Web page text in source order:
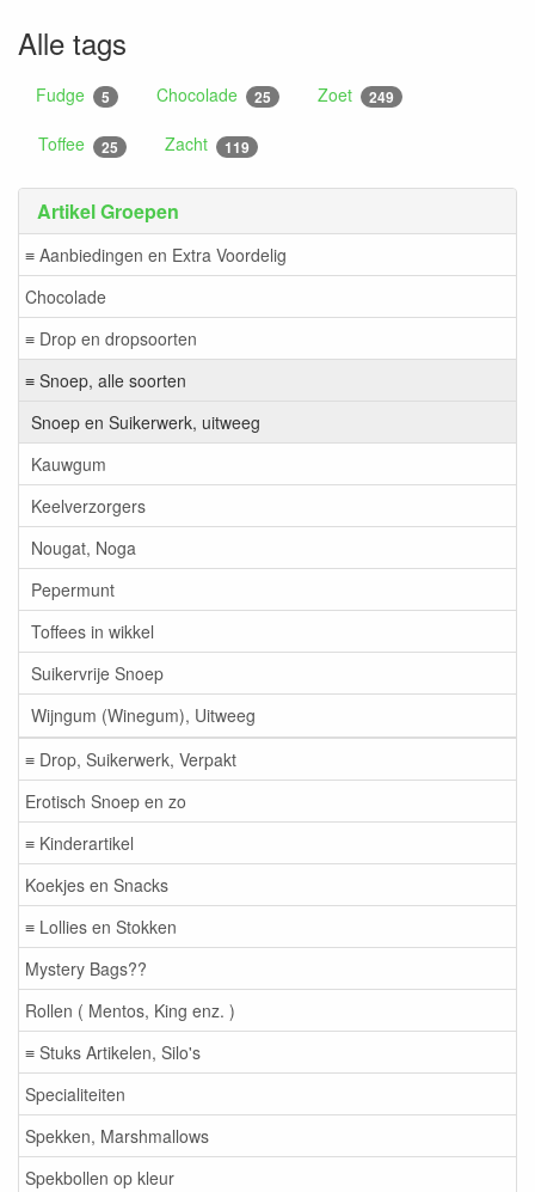
Artikel Groepen
≡ Aanbiedingen en Extra Voordelig
Chocolade
≡ Drop en dropsoorten
≡ Snoep, alle soorten
Snoep en Suikerwerk, uitweeg
Kauwgum
Keelverzorgers
Nougat, Noga
Pepermunt
Toffees in wikkel
Suikervrije Snoep
Wijngum (Winegum), Uitweeg
≡ Drop, Suikerwerk, Verpakt
Erotisch Snoep en zo
≡ Kinderartikel
Koekjes en Snacks
≡ Lollies en Stokken
Mystery Bags??
Rollen ( Mentos, King enz. )
≡ Stuks Artikelen, Silo's
Specialiteiten
Spekken, Marshmallows
Spekbollen op kleur
Alle tags
Fudge 5 Chocolade 25 Zoet 249
Toffee 25 Zacht 119